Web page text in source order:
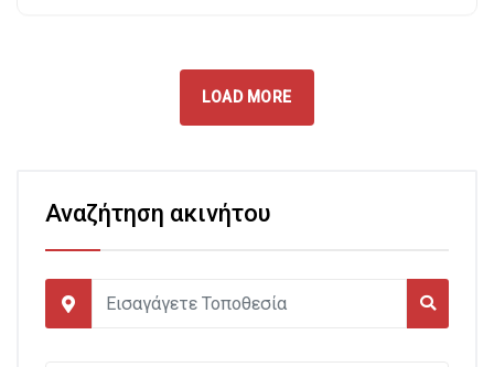
LOAD MORE
Αναζήτηση ακινήτου